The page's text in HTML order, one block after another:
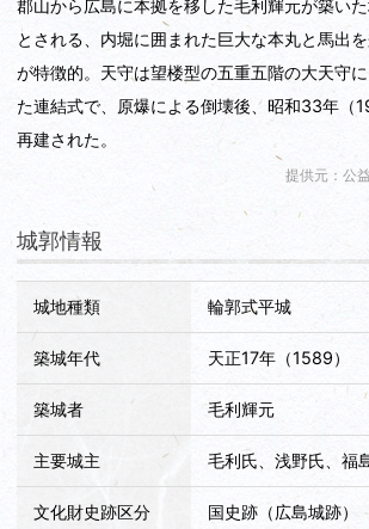
郡山から広島に本拠を移した毛利輝元が築い
とされる、内堀に囲まれた巨大な本丸と馬出
が特徴的。天守は望楼型の五重五階の大天守
た連結式で、原爆による倒壊後、昭和33年（
再建された。
提供元：公
城郭情報
城地種類 輪郭式平城
築城年代 天正17年（1589）
築城者 毛利輝元
主要城主 毛利氏、浅野氏、福
文化財史跡区分 国史跡（広島城跡）